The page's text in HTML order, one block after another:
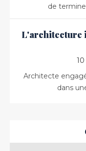
de
L'architecture
Architecte
dans